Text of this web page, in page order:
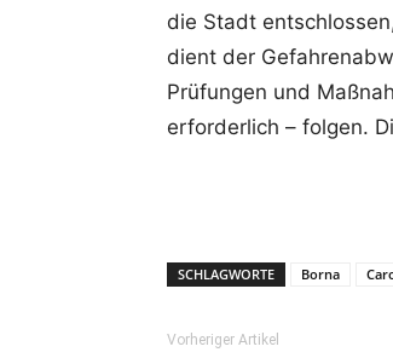
die Stadt
dient der
Prüfungen und
erforderlich – folgen.
SCHLAGWORTE Borna
Vorheriger Artikel